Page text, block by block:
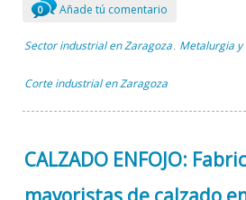
0 Añade tú comentario
Sector industrial en Zaragoza , Metalurgia y
Corte industrial en Zaragoza
CALZADO ENFOJO: